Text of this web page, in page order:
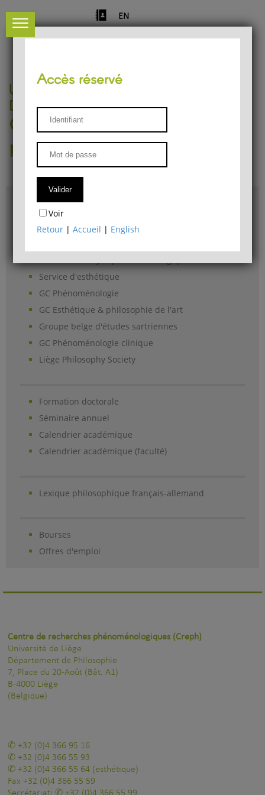
EN
Université de Liège
Département de philosophie
Centre de recherches
phénoménologiques
Accès & plans
Bibliothèque du Département de philosophie
Service d'esthétique
GC Phénoménologie
GC Esthétique & philosophie de l'art
Groupe belge d'études sartriennes
GC Phénoménologie clinique
Liège Philosophy Society
Formation doctorale
Séminaire annuel
Calendrier académique
Calendrier académique (faculté)
Lexique philosophique français-allemand
Bourses
Offres d'emploi
Accès réservé
Voir
Retour |Accueil | English
Centre de recherches phénoménologiques (Creph)
Université de Liège
Département de Philosophie
7, Place du 20-Août (Bât. A1)
B-4000 Liège
(Belgique)
+32 (0)4 366 95 16
+32 (0)4 366 55 93
+32 (0)4 366 55 64 (esthétique)
Fax +32 (0)4 366 55 59